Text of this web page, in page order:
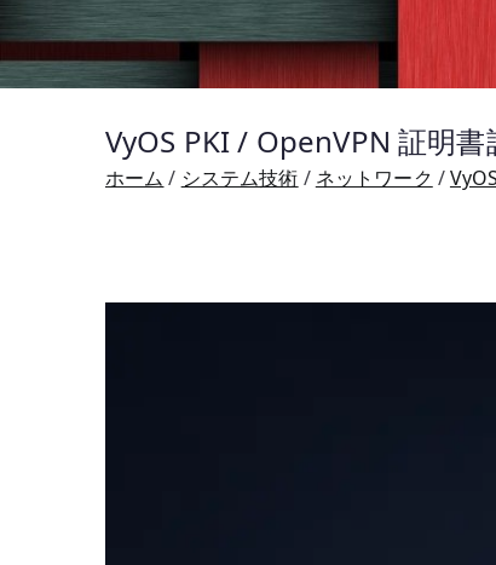
VyOS PKI / OpenVPN 証明
ホーム システム技術 ネットワーク VyOS